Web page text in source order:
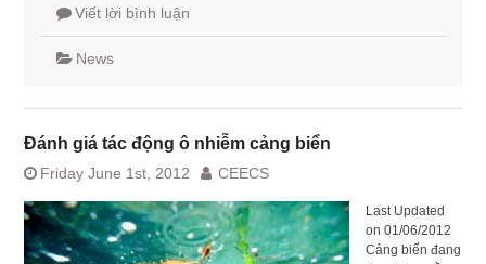
Viết lời bình luận
News
Đánh giá tác động ô nhiễm cảng biển
Friday June 1st, 2012 CEECS
Last Updated
on 01/06/2012
Cảng biển đang